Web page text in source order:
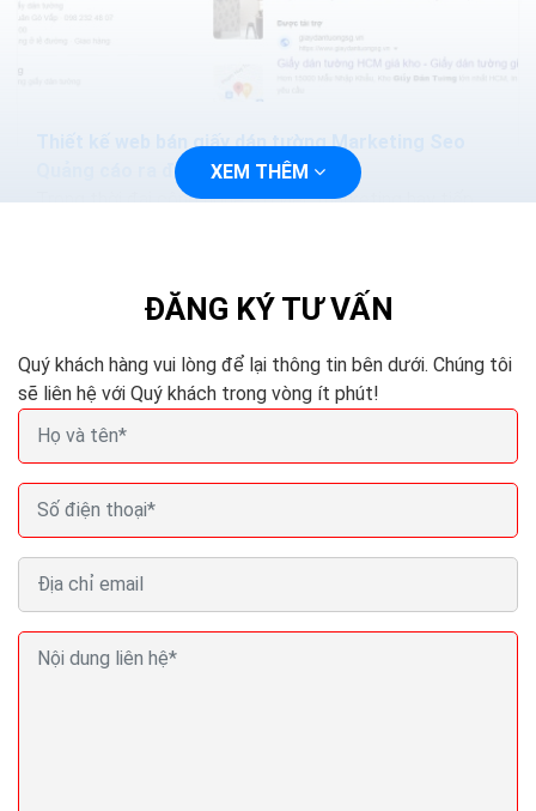
Thiết kế web bán giấy dán tường Marketing Seo
Quảng cáo ra đơn 100%
Trong thời đại công nghệ 4.0 việc marketing hay tiếp
XEM THÊM
ĐĂNG KÝ TƯ VẤN
Quý khách hàng vui lòng để lại thông tin bên dưới. Chúng tôi
sẽ liên hệ với Quý khách trong vòng ít phút!